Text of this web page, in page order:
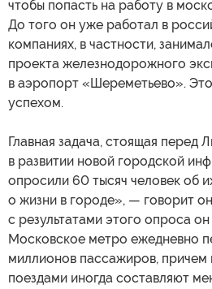
чтобы попасть на работу в
До того он уже работал в
компаниях, в частности,
проекта железнодорожного
в аэропорт «Шереметьево».
успехом.
Главная задача, стоящая перед
в развитии новой городской
опросили 60 тысяч человек об
о жизни в городе», — говорит
с результатами этого опроса
Московское метро ежедневно
миллионов пассажиров,
поездами иногда составляют